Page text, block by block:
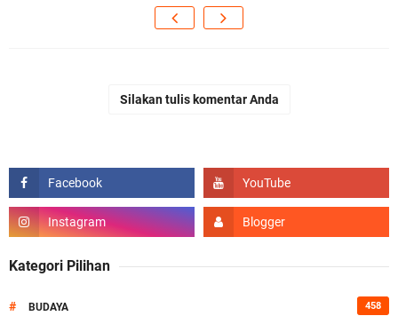
Silakan tulis komentar Anda
Kategori Pilihan
# BUDAYA 458